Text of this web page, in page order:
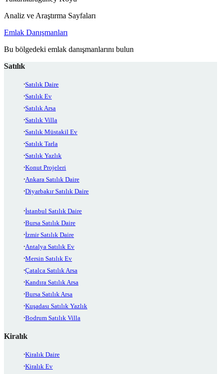
Analiz ve Araştırma Sayfaları
Emlak Danışmanları
Bu bölgedeki emlak danışmanlarını bulun
Satılık
Satılık Daire
Satılık Ev
Satılık Arsa
Satılık Villa
Satılık Müstakil Ev
Satılık Tarla
Satılık Yazlık
Konut Projeleri
Ankara Satılık Daire
Diyarbakır Satılık Daire
İstanbul Satılık Daire
Bursa Satılık Daire
İzmir Satılık Daire
Antalya Satılık Ev
Mersin Satılık Ev
Çatalca Satılık Arsa
Kandıra Satılık Arsa
Bursa Satılık Arsa
Kuşadası Satılık Yazlık
Bodrum Satılık Villa
Kiralık
Kiralık Daire
Kiralık Ev